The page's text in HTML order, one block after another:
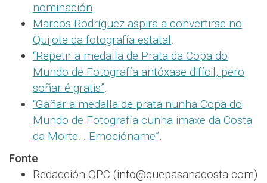
nominación
Marcos Rodríguez aspira a convertirse no
Quijote da fotografía estatal.
“Repetir a medalla de Prata da Copa do
Mundo de Fotografía antóxase difícil, pero
soñar é gratis”.
“Gañar a medalla de prata nunha Copa do
Mundo de Fotografía cunha imaxe da Costa
da Morte… Emocióname”.
Fonte
Redacción QPC (info@quepasanacosta.com)